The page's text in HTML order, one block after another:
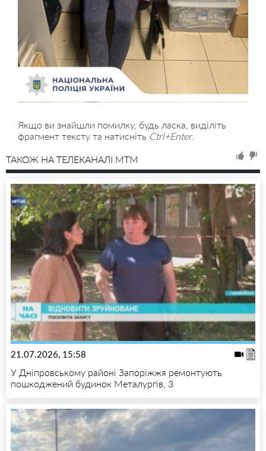
Якщо ви знайшли помилку, будь ласка, виділіть
фрагмент тексту та натисніть Ctrl+Enter.
ТАКОЖ НА ТЕЛЕКАНАЛІ MTM
21.07.2026, 15:58
У Дніпровському районі Запоріжжя ремонтують
пошкоджений будинок Металургів, 3